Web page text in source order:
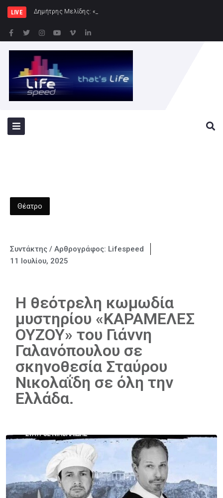
LIVE Δημήτρης Μελίδης: «Ο ΣΥΡΙΖΑ-ΠΣ είναι εδώ –
Θέατρο
Συντάκτης / Αρθρογράφος: Lifespeed
11 Ιουλίου, 2025
Η θεότρελη κωμωδία
μυστηρίου «ΚΑΡΑΜΕΛΕΣ
ΟΥΖΟΥ» του Γιάννη
Γαλανόπουλου σε
σκηνοθεσία Σταύρου
Νικολαΐδη σε όλη την
Ελλάδα.